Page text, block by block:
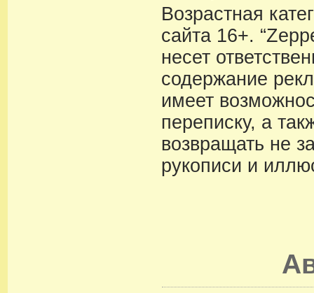
Возрастная
сайта 16+.
несет
содержание
имеет
переписку, а
возвращать не
рукописи и